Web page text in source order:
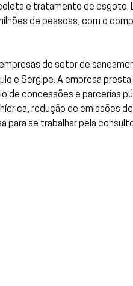
e tratamento de
de pessoas, com o
do setor de
e Sergipe. A empresa
de concessões e parcerias
redução de emissões de
se trabalhar pela